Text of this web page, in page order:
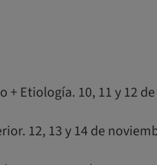
Etiología. 10, 11 y 12
12, 13 y 14 de